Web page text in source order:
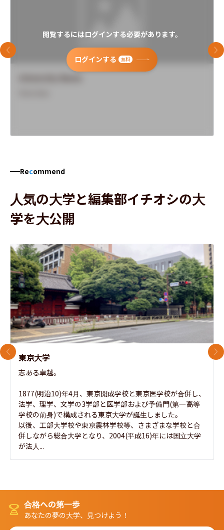
閲覧するにはログインする必要があります。
ログインする 無料
前のスライド 次
Recommend
人気の大学と編集部イチオシの大
学を大公開
東京大学
志ある卓越。
1877(明治10)年4月、東京開成学校と東京医学校が合併し、
法学、理学、文学の3学部と医学部および予備門(第一高等
学校の前身)で構成される東京大学が誕生しました。
以後、工部大学校や東京農林学校等、さまざまな学校と合
併しながら総合大学となり、2004(平成16)年には国立大学
が法人...
前のスライド 次
合格への第一歩
あなたの夢の大学、見つけよう！